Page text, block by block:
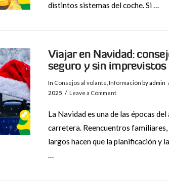
distintos sistemas del coche. Si …
Viajar en Navidad:
seguro y sin imprevistos
In Consejos al volante Información by admin
2025
Leave a Comment
La Navidad es una de las épocas
carretera. Reencuentros
largos hacen que la planificación y